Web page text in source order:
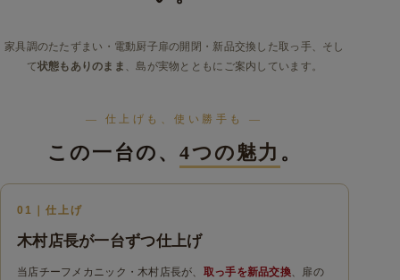
家具調のたたずまい・電動厨子扉の開閉・新品交換した取っ手、そし
て状態もありのまま 、島が実物とともにご案内しています。
— 仕上げも、使い勝手も —
この一台の、4つの魅力 。
01｜仕上げ
木村店長が一台ずつ仕上げ
当店チーフメカニック・木村店長が、 取っ手を新品交換、扉の